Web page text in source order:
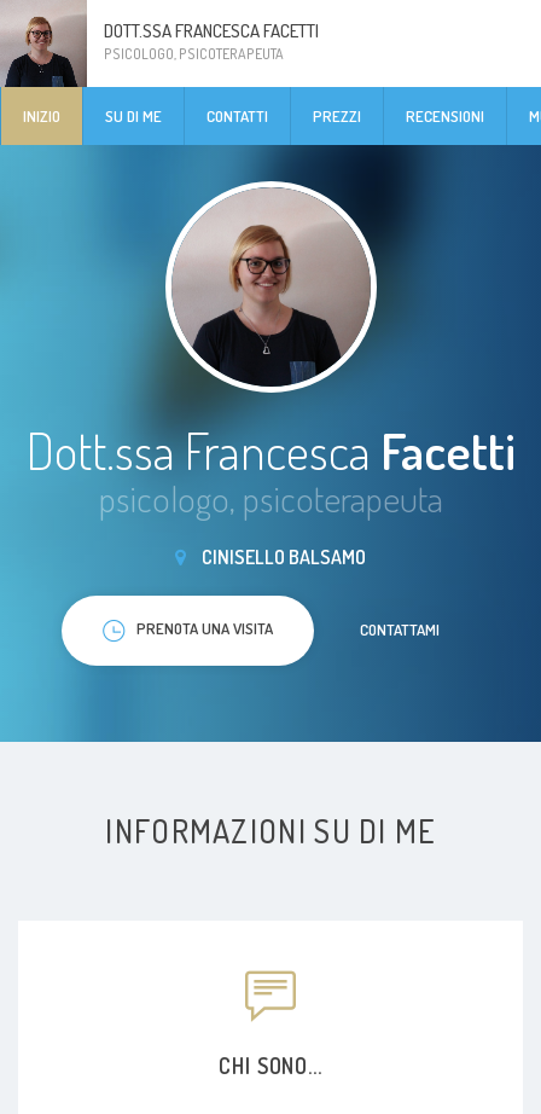
DOTT.SSA FRANCESCA FACETTI
PSICOLOGO, PSICOTERAPEUTA
INIZIO SU DI ME CONTATTI PREZZI RECENSIONI
Dott.ssa Francesca Facetti
psicologo, psicoterapeuta
CINISELLO BALSAMO
PRENOTA UNA VISITA CONTATTAMI
INFORMAZIONI SU DI ME
CHI SONO...